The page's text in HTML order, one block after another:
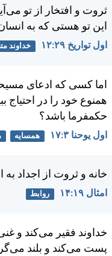
ثروت و افتخار از تو
اين تو هستی كه به
اول تواريخ ۲۹:‏۱۲ خداوند
اما كسی كه ادعای
همنوع خود را در
حكمفرما باشد؟
اول يوحنا ۳:‏۱۷ همسایه
خانه و ثروت از اجداد
امثال ۱۹:‏۱۴ روابط
خداوند فقير می‌كند و
پست می‌كند و بلند